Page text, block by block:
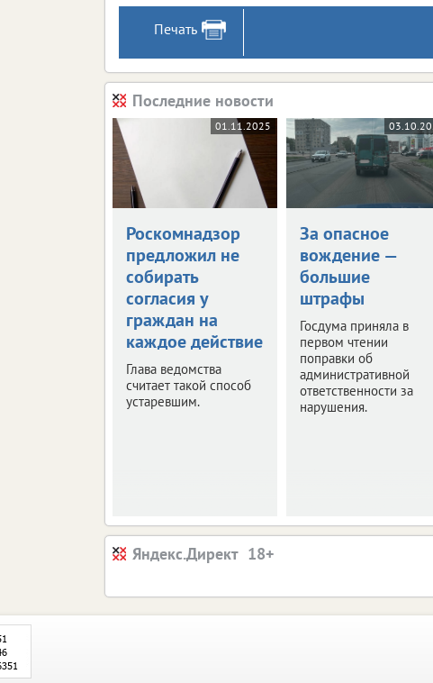
Печать
Последние новости
01.11.2025
Роскомнадзор
предложил не
собирать
согласия у
граждан на
каждое действие
Глава ведомства
считает такой способ
устаревшим.
За опасное
вождение —
большие
штрафы
Госдума приняла в
первом чтении
поправки об
административной
ответственности за
нарушения.
Яндекс.Директ